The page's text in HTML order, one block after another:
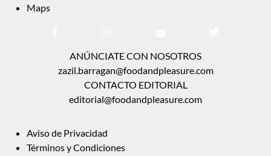
Maps
ANÚNCIATE CON NOSOTROS
zazil.barragan@foodandpleasure.com
CONTACTO EDITORIAL
editorial@foodandpleasure.com
Aviso de Privacidad
Términos y Condiciones